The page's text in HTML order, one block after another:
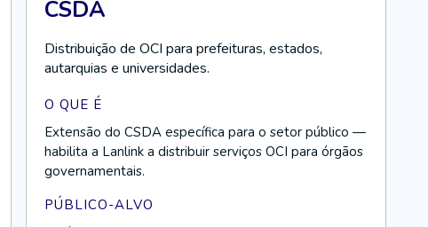
CSDA
Distribuição de OCI para prefeituras, estados,
autarquias e universidades.
O QUE É
Extensão do CSDA específica para o setor público —
habilita a Lanlink a distribuir serviços OCI para órgãos
governamentais.
PÚBLICO-ALVO